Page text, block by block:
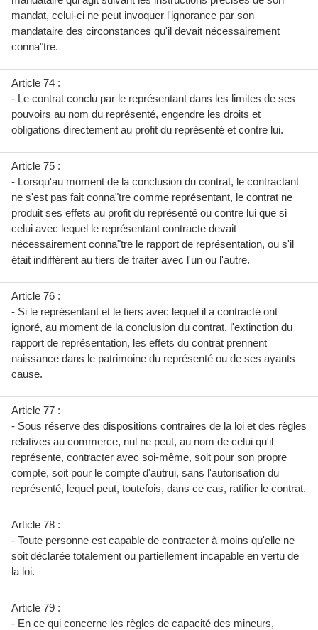
mandat, celui-ci ne peut invoquer l'ignorance par son
mandataire des circonstances qu'il devait nécessairement
conna"tre.
Article 74 :
- Le contrat conclu par le représentant dans les limites de ses
pouvoirs au nom du représenté, engendre les droits et
obligations directement au profit du représenté et contre lui.
Article 75 :
- Lorsqu'au moment de la conclusion du contrat, le contractant
ne s'est pas fait conna"tre comme représentant, le contrat ne
produit ses effets au profit du représenté ou contre lui que si
celui avec lequel le représentant contracte devait
nécessairement conna"tre le rapport de représentation, ou s'il
était indifférent au tiers de traiter avec l'un ou l'autre.
Article 76 :
- Si le représentant et le tiers avec lequel il a contracté ont
ignoré, au moment de la conclusion du contrat, l'extinction du
rapport de représentation, les effets du contrat prennent
naissance dans le patrimoine du représenté ou de ses ayants
cause.
Article 77 :
- Sous réserve des dispositions contraires de la loi et des règles
relatives au commerce, nul ne peut, au nom de celui qu'il
représente, contracter avec soi-même, soit pour son propre
compte, soit pour le compte d'autrui, sans l'autorisation du
représenté, lequel peut, toutefois, dans ce cas, ratifier le contrat.
Article 78 :
- Toute personne est capable de contracter à moins qu'elle ne
soit déclarée totalement ou partiellement incapable en vertu de
la loi.
Article 79 :
- En ce qui concerne les règles de capacité des mineurs,